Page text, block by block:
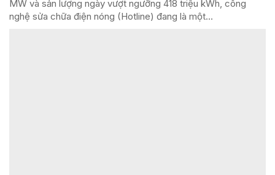
MW và sản lượng ngày vượt ngưỡng 418 triệu kWh, công
nghệ sửa chữa điện nóng (Hotline) đang là một...